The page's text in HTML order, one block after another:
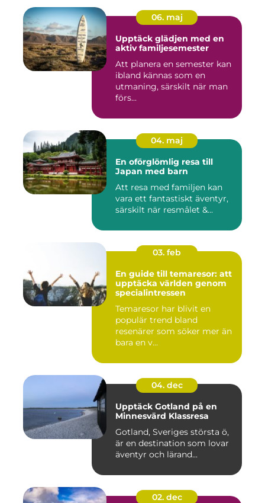
06. maj
Upptäck glädjen med en
aktiv familjesemester
Att planera en semester kan
ibland kännas som en
utmaning, särskilt när man
förs...
04. maj
En oförglömlig resa till
Japan med barn
Att resa med familjen kan
vara ett fantastiskt äventyr,
särskilt när resmålet &...
03. feb
En guide till temaresor: att
upptäcka världen genom
specialintressen
Temaresor har blivit en
populär trend bland
resenärer som söker mer än
bara en v...
04. dec
Upptäck Gotland på en
Minnesvärd Klassresa
Gotland, Sveriges största ö,
är en destination som lovar
äventyr och lärand...
02. dec